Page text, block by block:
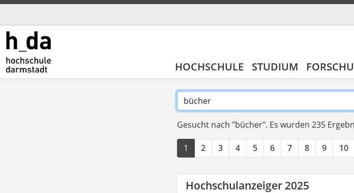
HOCHSCHULE STUDIUM
Gesucht nach "bücher". Es wurden 235
1 2 3 4 5 6 7 8 9 10
Hochschulanzeiger 2025